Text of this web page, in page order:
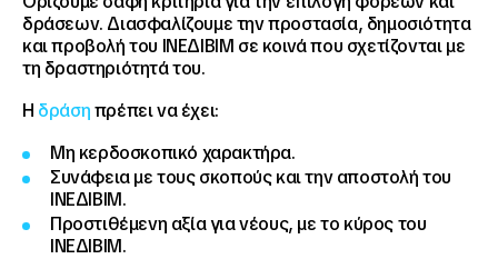
δράσεων. Διασφαλίζουμε την προστασία, δημοσιότητα
και προβολή του ΙΝΕΔΙΒΙΜ σε κοινά που σχετίζονται με
τη δραστηριότητά του.
Η δράσηπρέπει να έχει:
Μη κερδοσκοπικό χαρακτήρα.
Συνάφεια με τους σκοπούς και την αποστολή του
ΙΝΕΔΙΒΙΜ.
Προστιθέμενη αξία για νέους, με το κύρος του
ΙΝΕΔΙΒΙΜ.